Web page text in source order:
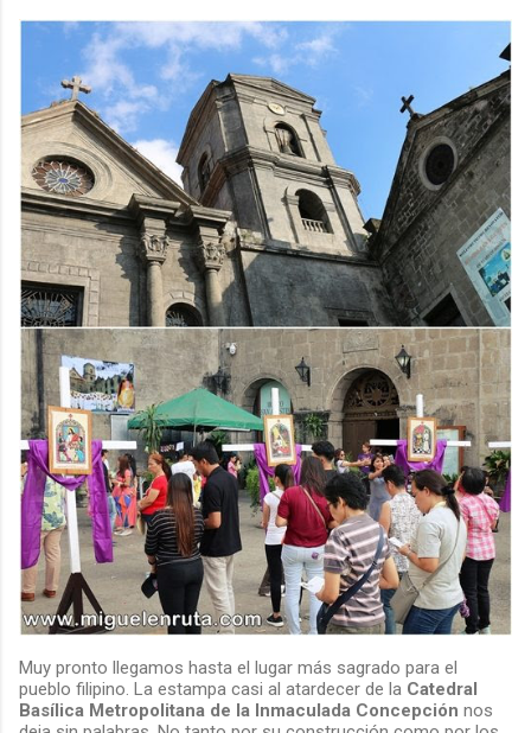
Muy pronto llegamos hasta el lugar más sagrado para el
pueblo filipino. La estampa casi al atardecer de la Catedral
Basílica Metropolitana de la Inmaculada Concepción nos